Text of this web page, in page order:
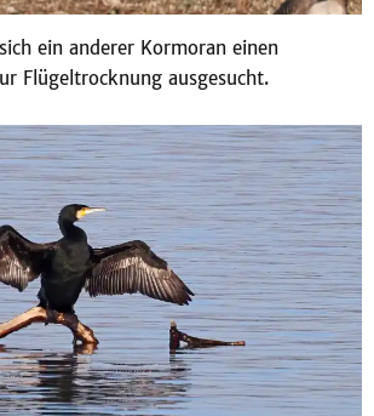
ein anderer Kormoran einen
Flügeltrocknung ausgesucht.